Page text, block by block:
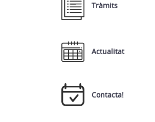
Tràmits
Actualitat
Contacta!